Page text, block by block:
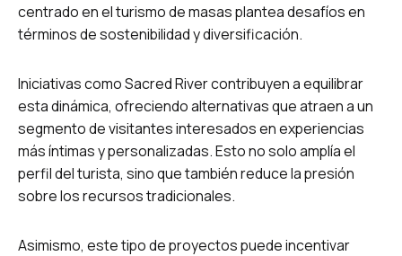
centrado en el turismo de masas plantea desafíos en
términos de sostenibilidad y diversificación.
Iniciativas como Sacred River contribuyen a equilibrar
esta dinámica, ofreciendo alternativas que atraen a un
segmento de visitantes interesados en experiencias
más íntimas y personalizadas. Esto no solo amplía el
perfil del turista, sino que también reduce la presión
sobre los recursos tradicionales.
Asimismo, este tipo de proyectos puede incentivar